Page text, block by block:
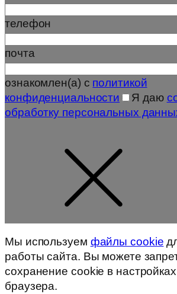
телефон
почта
ознакомлен(а) с политикой
конфиденциальности
Я даю
обработку персональных
Мы используем файлы cookie
работы сайта. Вы можете
сохранение cookie в настройках
браузера.